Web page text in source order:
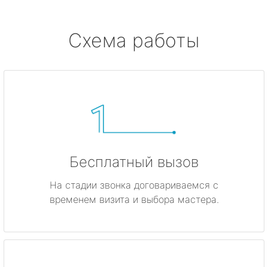
Схема работы
Бесплатный вызов
На стадии звонка договариваемся с
временем визита и выбора мастера.